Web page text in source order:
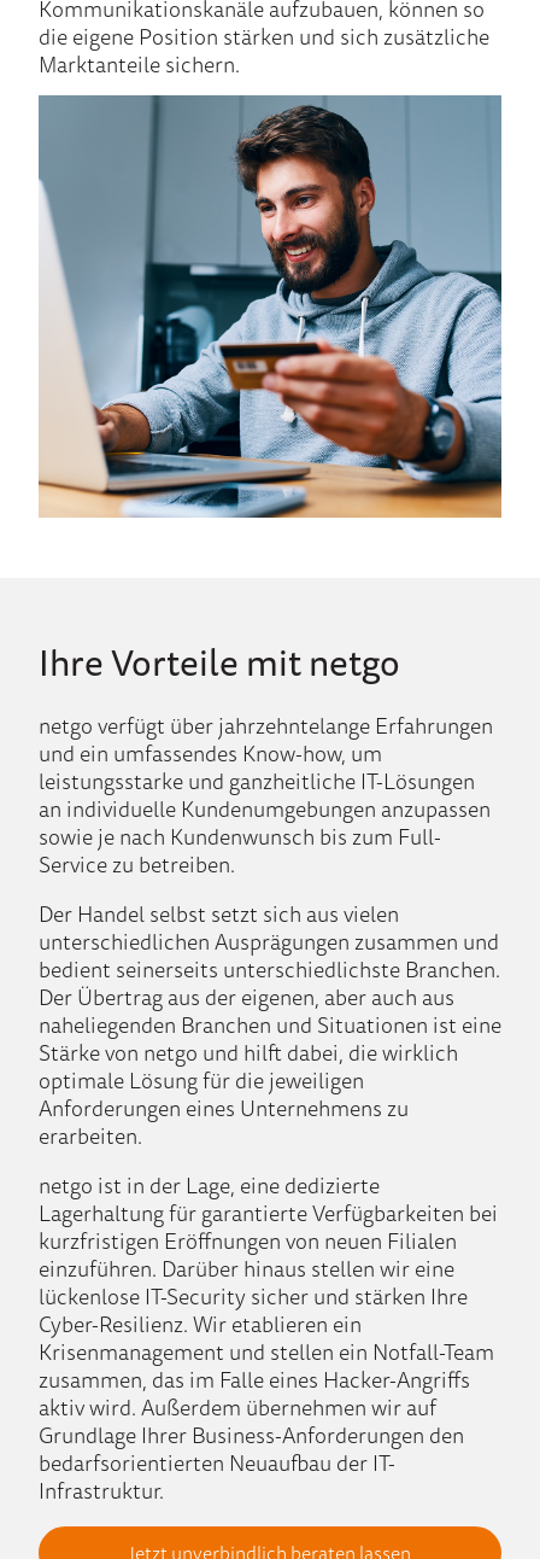
Kommunikationskanäle aufzubauen, können so
die eigene Position stärken und sich zusätzliche
Marktanteile sichern.
Ihre Vorteile mit netgo
netgo verfügt über jahrzehntelange Erfahrungen
und ein umfassendes Know-how, um
leistungsstarke und ganzheitliche IT-Lösungen
an individuelle Kundenumgebungen anzupassen
sowie je nach Kundenwunsch bis zum Full-
Service zu betreiben.
Der Handel selbst setzt sich aus vielen
unterschiedlichen Ausprägungen zusammen und
bedient seinerseits unterschiedlichste Branchen.
Der Übertrag aus der eigenen, aber auch aus
naheliegenden Branchen und Situationen ist eine
Stärke von netgo und hilft dabei, die wirklich
optimale Lösung für die jeweiligen
Anforderungen eines Unternehmens zu
erarbeiten.
netgo ist in der Lage, eine dedizierte
Lagerhaltung für garantierte Verfügbarkeiten bei
kurzfristigen Eröffnungen von neuen Filialen
einzuführen. Darüber hinaus stellen wir eine
lückenlose IT-Security sicher und stärken Ihre
Cyber-Resilienz. Wir etablieren ein
Krisenmanagement und stellen ein Notfall-Team
zusammen, das im Falle eines Hacker-Angriffs
aktiv wird. Außerdem übernehmen wir auf
Grundlage Ihrer Business-Anforderungen den
bedarfsorientierten Neuaufbau der IT-
Infrastruktur.